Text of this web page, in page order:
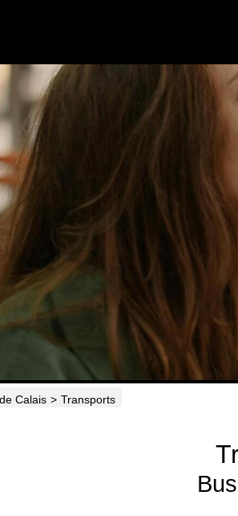
Calais > Transports